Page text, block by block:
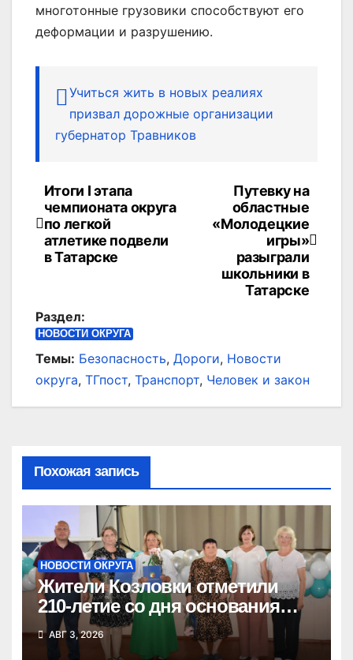
многотонные грузовики способствуют его
деформации и разрушению.
Учиться жить в новых реалиях
призвал дорожные организации
губернатор Травников
Навигация
по
записям
Путевку на
областные
«Молодецкие
игры»
разыграли
школьники в
Татарске
Итоги I этапа
чемпионата округа
по легкой
атлетике подвели
в Татарске
Раздел:
НОВОСТИ ОКРУГА
Темы: Безопасность, Дороги, Новости
округа, ТГпост, Транспорт, Человек и закон
Похожая запись
НОВОСТИ ОКРУГА
Жители Козловки отметили
210-летие со дня основания
села
АВГ 3, 2026